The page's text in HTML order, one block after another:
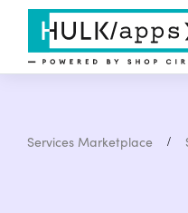
Services Marketplace